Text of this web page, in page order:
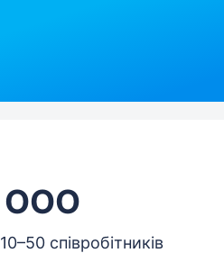
ООО
співробітників